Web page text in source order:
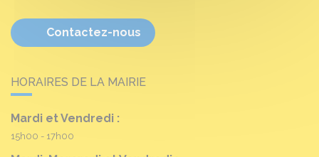
Contactez-nous
HORAIRES DE LA MAIRIE
Mardi et Vendredi :
15h00 - 17h00